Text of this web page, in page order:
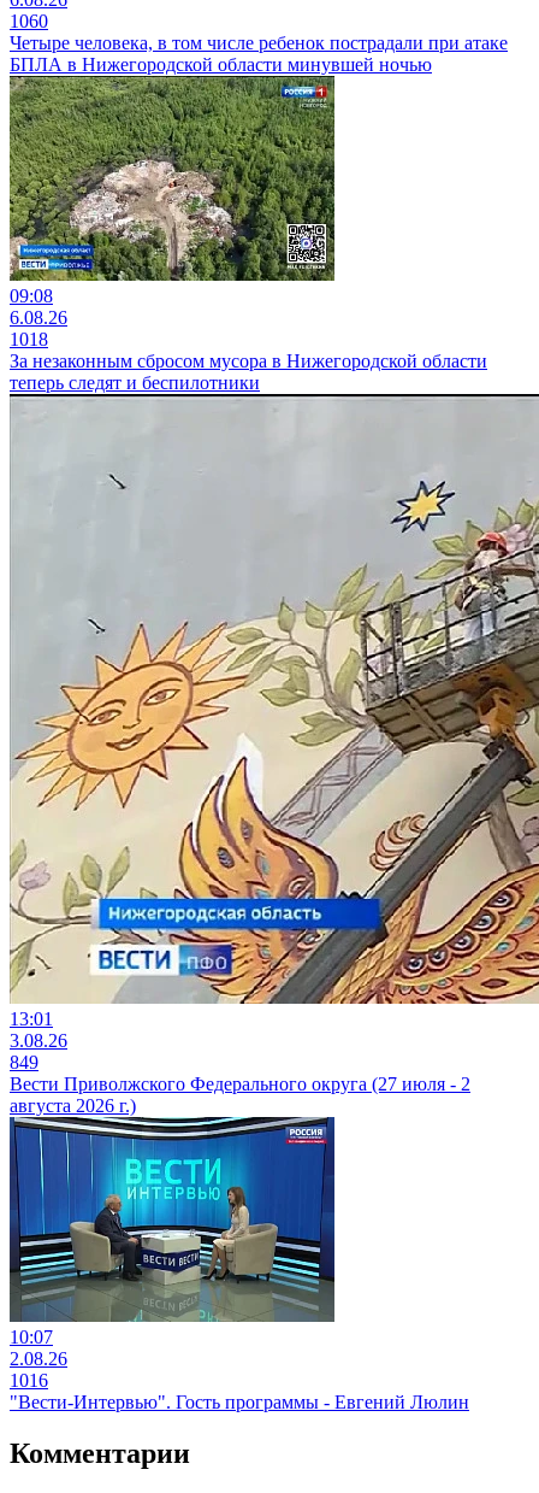
1060
Четыре человека, в том числе ребенок пострадали при атаке
БПЛА в Нижегородской области минувшей ночью
09:08
6.08.26
1018
За незаконным сбросом мусора в Нижегородской области
теперь следят и беспилотники
13:01
3.08.26
849
Вести Приволжского Федерального округа (27 июля - 2
августа 2026 г.)
10:07
2.08.26
1016
"Вести-Интервью". Гость программы - Евгений Люлин
Комментарии